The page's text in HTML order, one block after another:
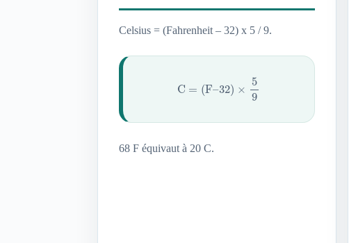
Celsius = (Fahrenheit – 32) x 5 / 9.
68 F équivaut à 20 C.